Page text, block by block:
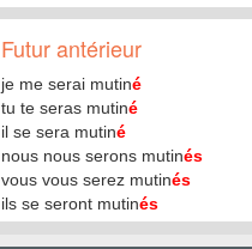
Futur antérieur
je me serai mutiné
tu te seras mutiné
il se sera mutiné
nous nous serons mutinés
vous vous serez mutinés
ils se seront mutinés